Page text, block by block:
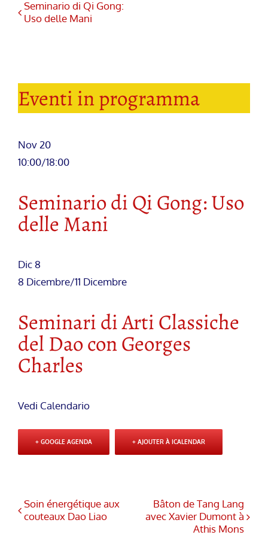
Seminario di Qi Gong:
Uso delle Mani
Eventi in programma
Nov20
10:00/18:00
Seminario di Qi Gong: Uso
delle Mani
Dic 8
8 Dicembre/11 Dicembre
Seminari di Arti Classiche
del Dao con Georges
Charles
Vedi Calendario
+ GOOGLE AGENDA + AJOUTER À ICALENDAR
Soin énergétique aux
couteaux Dao Liao
Bâton de Tang Lang
avec Xavier Dumont à
Athis Mons